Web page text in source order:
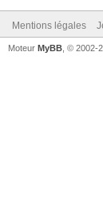
Mentions légales
Moteur MyBB , © 2002-